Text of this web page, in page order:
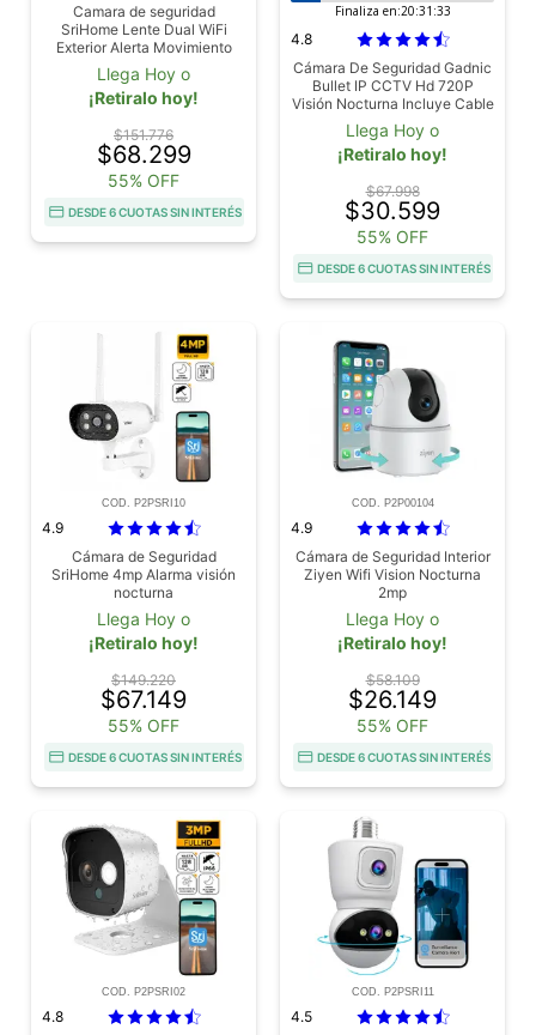
Camara de seguridad
SriHome Lente Dual WiFi
Exterior Alerta Movimiento
Llega Hoy o
¡Retiralo hoy!
$151.776
$68.299
55% OFF
DESDE 6 CUOTAS SIN INTERÉS
Finaliza en:20:31:31
4.8
Cámara De Seguridad Gadnic
Bullet IP CCTV Hd 720P
Visión Nocturna Incluye Cable
BNC Video DVR
Llega Hoy o
¡Retiralo hoy!
$67.998
$30.599
55% OFF
DESDE 6 CUOTAS SIN INTERÉS
COD. P2PSRI10
4.9
Cámara de Seguridad
SriHome 4mp Alarma visión
nocturna
Llega Hoy o
¡Retiralo hoy!
$149.220
$67.149
55% OFF
DESDE 6 CUOTAS SIN INTERÉS
COD. P2P00104
4.9
Cámara de Seguridad Interior
Ziyen Wifi Vision Nocturna
2mp
Llega Hoy o
¡Retiralo hoy!
$58.109
$26.149
55% OFF
DESDE 6 CUOTAS SIN INTERÉS
COD. P2PSRI02
4.8
COD. P2PSRI11
4.5